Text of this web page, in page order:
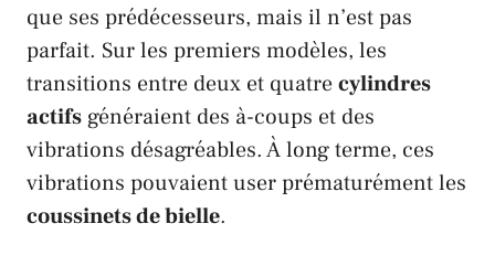
que ses prédécesseurs, mais il n’est pas
parfait. Sur les premiers modèles, les
transitions entre deux et quatrecylindres
actifs généraient des à-coups et des
vibrations désagréables. À long terme, ces
vibrations pouvaient user prématurément les
coussinets de bielle.